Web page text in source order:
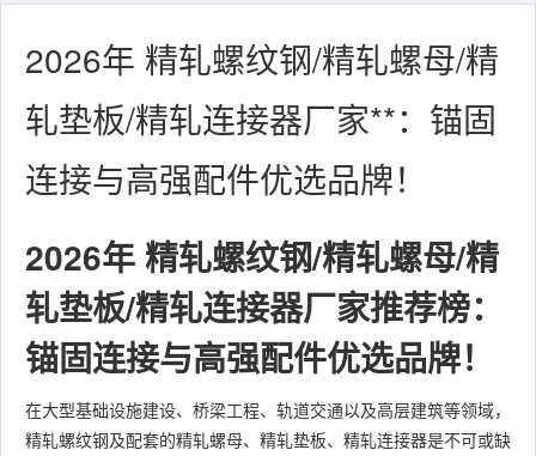
2026年 精轧螺纹钢/精轧螺母/精
轧垫板/精轧连接器厂家**：锚固
连接与高强配件优选品牌！
2026年 精轧螺纹钢/精轧螺母/精
轧垫板/精轧连接器厂家推荐榜：
锚固连接与高强配件优选品牌！
在大型基础设施建设、桥梁工程、轨道交通以及高层建筑等领域，
精轧螺纹钢及配套的精轧螺母、精轧垫板、精轧连接器是不可或缺